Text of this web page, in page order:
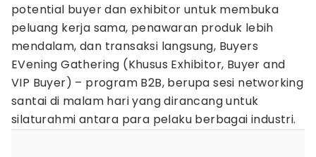
potential buyer dan exhibitor untuk membuka
peluang kerja sama, penawaran produk lebih
mendalam, dan transaksi langsung, Buyers
EVening Gathering (Khusus Exhibitor, Buyer and
VIP Buyer) – program B2B, berupa sesi networking
santai di malam hari yang dirancang untuk
silaturahmi antara para pelaku berbagai industri.